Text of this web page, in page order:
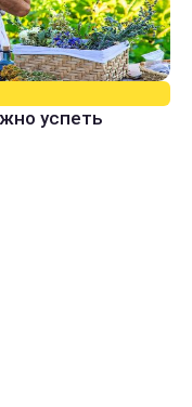
успеть